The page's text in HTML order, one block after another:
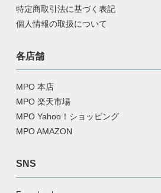
特定商取引法に基づく表記
個人情報の取扱について
各店舗
MPO 本店
MPO 楽天市場
MPO Yahoo！ショッピング
MPO AMAZON
SNS